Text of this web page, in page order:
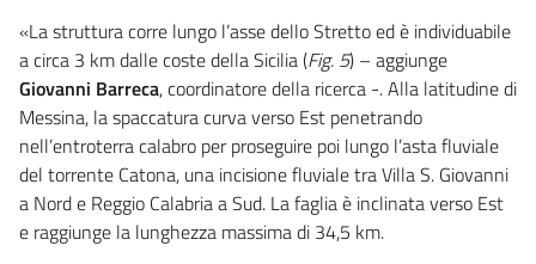
«La struttura corre lungo l’asse dello Stretto ed è individuabile
a circa 3 km dalle coste della Sicilia (Fig. 5) – aggiunge
Giovanni Barreca, coordinatore della ricerca -. Alla latitudine di
Messina, la spaccatura curva verso Est penetrando
nell’entroterra calabro per proseguire poi lungo l’asta fluviale
del torrente Catona, una incisione fluviale tra Villa S. Giovanni
a Nord e Reggio Calabria a Sud. La faglia è inclinata verso Est
e raggiunge la lunghezza massima di 34,5 km.